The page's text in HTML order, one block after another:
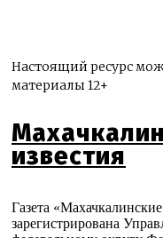
Настоящий ресурс
материалы 12+
известия
Газета
зарегистрирована